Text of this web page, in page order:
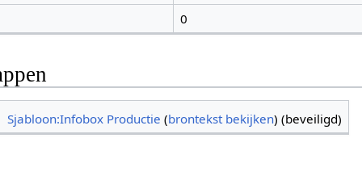
0
Sjabloon:Infobox Productie (brontekst bekijken) (beveiligd)